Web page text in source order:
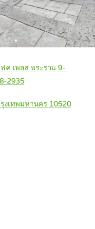
ค เพลส พระราม 9-
2935
งเทพมหานคร 10520